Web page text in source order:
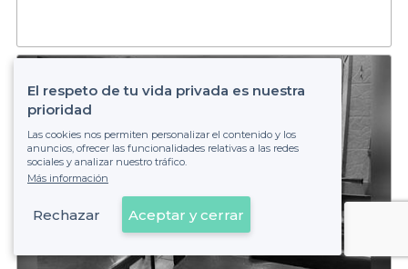
Ver en el mapa
El respeto de tu vida privada es nuestra
prioridad
Las cookies nos permiten personalizar el contenido y los
anuncios, ofrecer las funcionalidades relativas a las redes
sociales y analizar nuestro tráfico.
Más información
Rechazar Aceptar y cerrar